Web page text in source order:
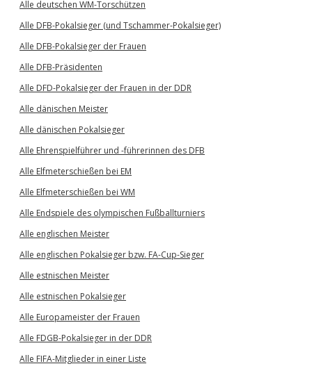
Alle deutschen WM-Torschützen
Alle DFB-Pokalsieger (und Tschammer-Pokalsieger)
Alle DFB-Pokalsieger der Frauen
Alle DFB-Präsidenten
Alle DFD-Pokalsieger der Frauen in der DDR
Alle dänischen Meister
Alle dänischen Pokalsieger
Alle Ehrenspielführer und -führerinnen des DFB
Alle Elfmeterschießen bei EM
Alle Elfmeterschießen bei WM
Alle Endspiele des olympischen Fußballturniers
Alle englischen Meister
Alle englischen Pokalsieger bzw. FA-Cup-Sieger
Alle estnischen Meister
Alle estnischen Pokalsieger
Alle Europameister der Frauen
Alle FDGB-Pokalsieger in der DDR
Alle FIFA-Mitglieder in einer Liste